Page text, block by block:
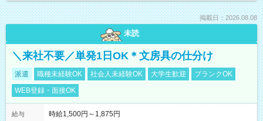
掲載日：2026.08.08
未読
＼来社不要／単発1日OK＊文房具の仕分け
派遣 職種未経験OK 社会人未経験OK 大学生歓迎
ブランクOK
WEB登録・面接OK
給与 時給1,500円～1,875円